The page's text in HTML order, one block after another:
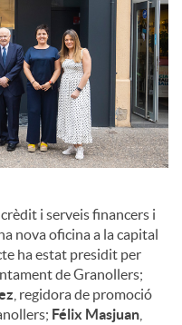
i serveis financers i
nova oficina a la capital
ha estat presidit per
de Granollers;
, regidora de promoció
Félix Masjuan